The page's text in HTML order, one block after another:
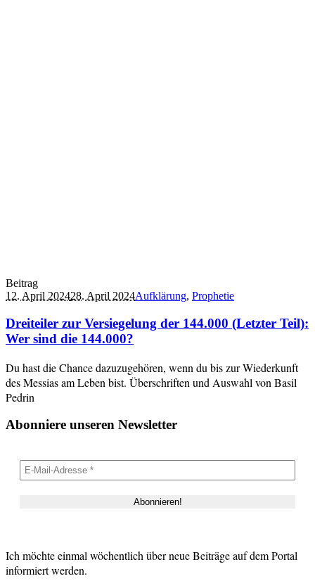
Beitrag
12. April 202428. April 2024Aufklärung, Prophetie
Dreiteiler zur Versiegelung der 144.000 (Letzter Teil):
Wer sind die 144.000?
Du hast die Chance dazuzugehören, wenn du bis zur Wiederkunft
des Messias am Leben bist. Überschriften und Auswahl von Basil
Pedrin
Abonniere unseren Newsletter
Ich möchte einmal wöchentlich über neue Beiträge auf dem Portal
informiert werden.